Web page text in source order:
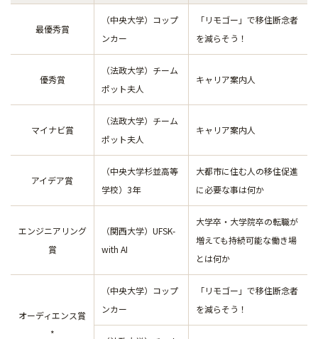
最優秀賞
（中央大学）コップ
ンカー
「リモゴー」で移住断念者
を減らそう！
優秀賞
（法政大学）チーム
ポット夫人
キャリア案内人
マイナビ賞
（法政大学）チーム
ポット夫人
キャリア案内人
アイデア賞
（中央大学杉並高等
学校）3年
大都市に住む人の移住促進
に必要な事は何か
エンジニアリング
賞
（関西大学）UFSK-
with AI
大学卒・大学院卒の転職が
増えても持続可能な働き場
とは何か
オーディエンス賞
*
（中央大学）コップ
ンカー
「リモゴー」で移住断念者
を減らそう！